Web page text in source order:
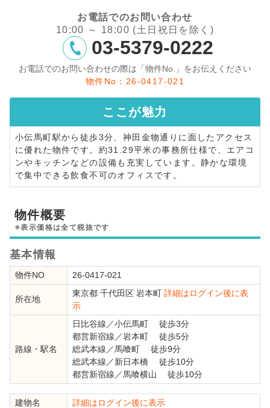
お電話でのお問い合わせ
10:00 ～ 18:00 (土日祝日を除く)
03-5379-0222
お電話でのお問い合わせの際は「物件No.」をお伝えください
物件No：26-0417-021
ここが魅力
小伝馬町駅から徒歩3分、神田金物通りに面したアクセス
に優れた物件です。約31.29平米の事務所仕様で、エアコ
ンやキッチンなどの設備も充実しています。静かな環境
で集中できる飲食不可のオフィスです。
物件概要
※表示価格は全て税抜です
基本情報
物件NO 26-0417-021
所在地
東京都 千代田区 岩本町 詳細はログイン後に表
示
路線・駅名
日比谷線 ／小伝馬町 徒歩3分
都営新宿線 ／岩本町 徒歩5分
総武本線 ／馬喰町 徒歩9分
総武本線 ／新日本橋 徒歩10分
都営新宿線 ／馬喰横山 徒歩10分
建物名
詳細はログイン後に表示